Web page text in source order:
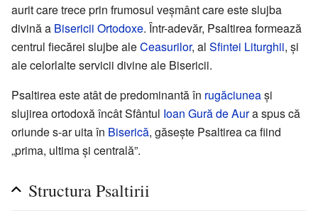
aurit care trece prin frumosul veșmânt care este slujba
divină a Bisericii Ortodoxe. Într-adevăr, Psaltirea formează
centrul fiecărei slujbe aleCeasurilor, al Sfintei Liturghii, și
ale celorlalte servicii divine ale Bisericii.
Psaltirea este atât de predominantă în rugăciuneași
slujirea ortodoxă încât Sfântul Ioan Gură de Aura spus că
oriunde s-ar uita în Biserică, găsește Psaltirea ca fiind
„prima, ultima și centrală”.
Structura Psaltirii